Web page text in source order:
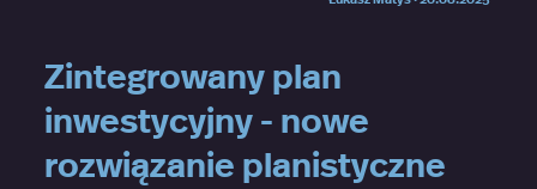
Zintegrowany plan
inwestycyjny - nowe
rozwiązanie planistyczne